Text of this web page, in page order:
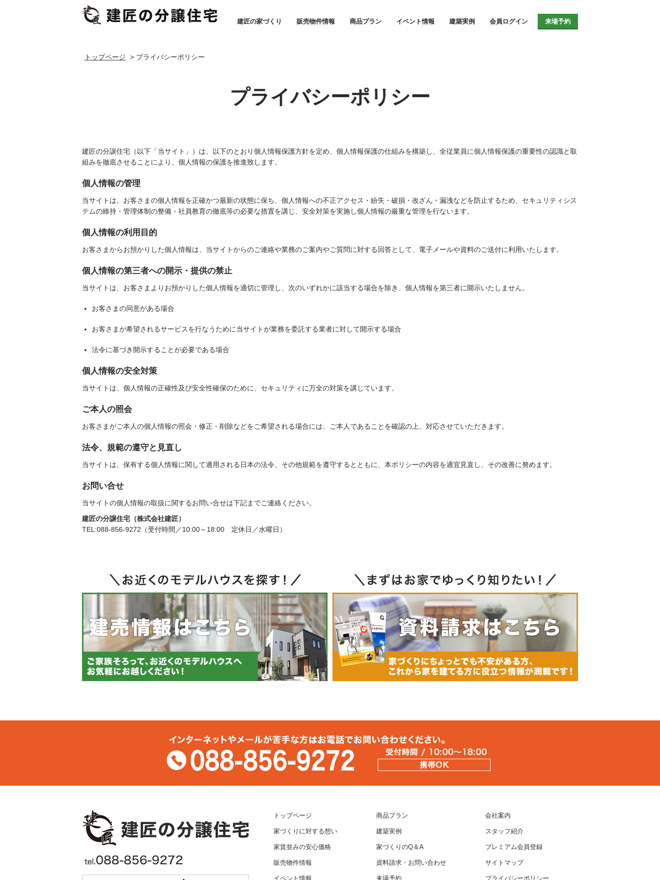
建匠の家づくり 販売物件情報 商品プラン イベント情報 建築実例 会員ログイン 来場予約
トップページ > プライバシーポリシー
プライバシーポリシー
建匠の分譲住宅（以下「当サイト」）は、以下のとおり個人情報保護方針を定め、個人情報保護の仕組みを構築し、全従業員に個人情報保護の重要性の認識と取
組みを徹底させることにより、個人情報の保護を推進致します。
個人情報の管理
当サイトは、お客さまの個人情報を正確かつ最新の状態に保ち、個人情報への不正アクセス・紛失・破損・改ざん・漏洩などを防止するため、セキュリティシス
テムの維持・管理体制の整備・社員教育の徹底等の必要な措置を講じ、安全対策を実施し個人情報の厳重な管理を行ないます。
個人情報の利用目的
お客さまからお預かりした個人情報は、当サイトからのご連絡や業務のご案内やご質問に対する回答として、電子メールや資料のご送付に利用いたします。
個人情報の第三者への開示・提供の禁止
当サイトは、お客さまよりお預かりした個人情報を適切に管理し、次のいずれかに該当する場合を除き、個人情報を第三者に開示いたしません。
お客さまの同意がある場合
お客さまが希望されるサービスを行なうために当サイトが業務を委託する業者に対して開示する場合
法令に基づき開示することが必要である場合
個人情報の安全対策
当サイトは、個人情報の正確性及び安全性確保のために、セキュリティに万全の対策を講じています。
ご本人の照会
お客さまがご本人の個人情報の照会・修正・削除などをご希望される場合には、ご本人であることを確認の上、対応させていただきます。
法令、規範の遵守と見直し
当サイトは、保有する個人情報に関して適用される日本の法令、その他規範を遵守するとともに、本ポリシーの内容を適宜見直し、その改善に努めます。
お問い合せ
当サイトの個人情報の取扱に関するお問い合せは下記までご連絡ください。
建匠の分譲住宅（株式会社建匠）
TEL:088-856-9272（受付時間／10:00～18:00 定休日／水曜日）
トップページ
家づくりに対する想い
家賃並みの安心価格
販売物件情報
イベント情報
商品プラン
建築実例
家づくりのQ＆A
資料請求・お問い合わせ
来場予約
会社案内
スタッフ紹介
プレミアム会員登録
サイトマップ
プライバシーポリシー